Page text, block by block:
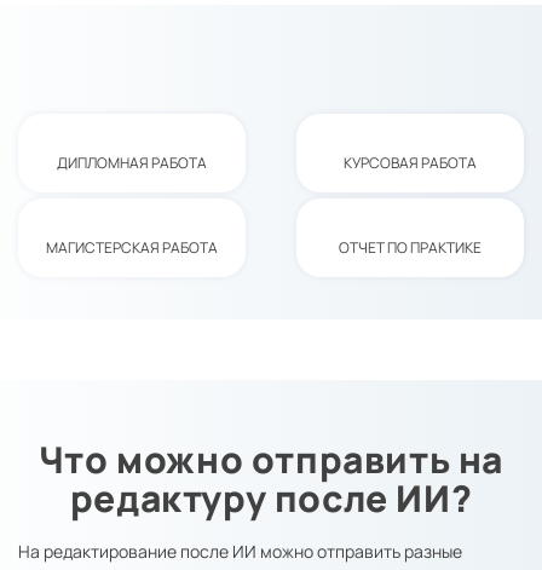
ДИПЛОМНАЯ РАБОТА КУРСОВАЯ РАБОТА
МАГИСТЕРСКАЯ РАБОТА ОТЧЕТ ПО ПРАКТИКЕ
Что можно отправить на
редактуру после ИИ?
На редактирование после ИИ можно отправить разные